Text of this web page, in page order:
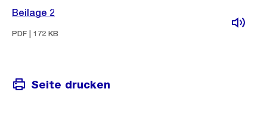
Beilage 2
PDF | 172 KB
Seite drucken